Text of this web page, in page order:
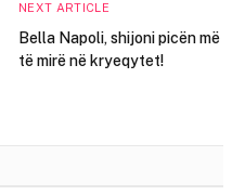
NEXT ARTICLE
Bella Napoli, shijoni picën më
të mirë në kryeqytet!